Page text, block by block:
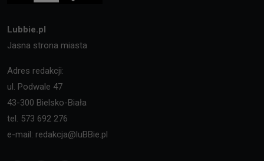
Lubbie.pl
Jasna strona miasta
Adres redakcji:
ul. Podwale 47
43-300 Bielsko-Biała
tel. 573 692 276
e-mail: redakcja@luBBie.pl